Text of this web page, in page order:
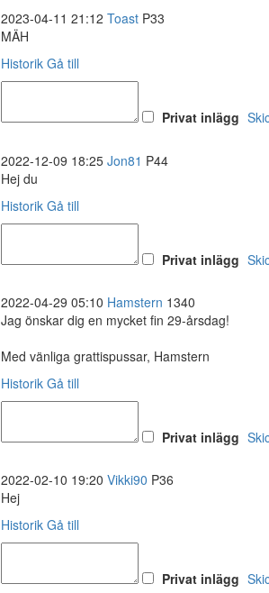
2023-04-11 21:12 Toast P33
MÄH
Historik Gå till
Privat inlägg
2022-12-09 18:25 Jon81 P44
Hej du
Historik Gå till
Privat inlägg
2022-04-29 05:10 Hamstern 1340
Jag önskar dig en mycket fin 29-årsdag!
Med vänliga grattispussar, Hamstern
Historik Gå till
Privat inlägg
2022-02-10 19:20 Vikki90 P36
Hej
Historik Gå till
Privat inlägg